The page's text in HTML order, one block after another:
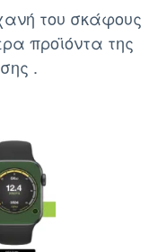
του σκάφους
προϊόντα της
.